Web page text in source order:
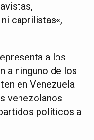
caprilistas«,
a los
a ninguno de los
en Venezuela
venezolanos
políticos a